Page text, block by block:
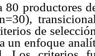
80 productores
de
un enfoque